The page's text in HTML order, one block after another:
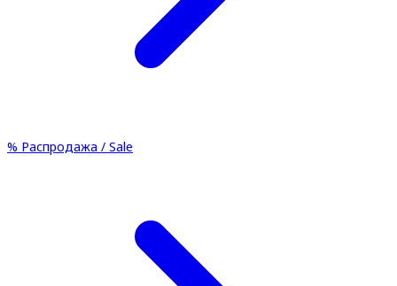
% Распродажа / Sale